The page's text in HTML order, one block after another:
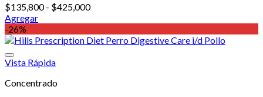
$135,800 - $425,000Rango
desde
Agregar
Este
producto
tiene
múltiples
Las
-26%
Vista Rápida
Concentrado